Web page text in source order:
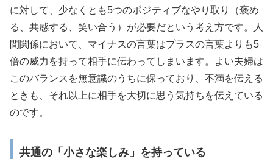
に対して、少なくとも5つのポジティブなやり取り（褒め
る、共感する、笑い合う）が必要だという考え方です。人
間関係において、マイナスの言葉はプラスの言葉よりも5
倍の威力を持って相手に伝わってしまいます。よい夫婦は
このバランスを無意識のうちに保っており、不満を伝える
ときも、それ以上に相手を大切に思う気持ちを伝えている
のです。
共通の「小さな楽しみ」を持っている